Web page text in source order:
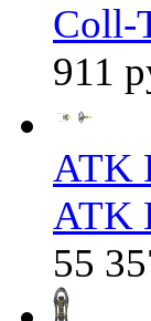
Coll-
911
ATK
ATK
55